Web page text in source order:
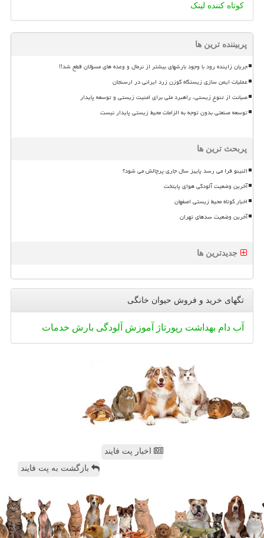
کوتاه کننده لینک
پربیننده ترین ها
جریان زاینده رود با وجود بارشهای بیشتر از نرمال و وعده های مسؤلان قطع شد!!
عملیات ایمن سازی زیستگاه گوزن زرد ایرانی در ارسنجان
صیانت از تنوع زیستی، راهبرد ملی برای امنیت زیستی و توسعه پایدار
توسعه صنعتی بدون توجه به الزامات محیط زیستی پایدار نیست
پربحث ترین ها
النینو فرا می رسد پاییز سال جاری پرچالش می شود؟
آخرین وضعیت آلودگی هوای پایتخت
اخبار کوتاه محیط زیستی اصفهان
آخرین وضعیت سدهای تهران
جدیدترین ها
تگهای خرید و فروش حیوان خانگی
آب دام بهداشت رپورتاژ آموزش آلودگی بارش خدمات
اخبار پت فایند
بازگشت به پت فایند